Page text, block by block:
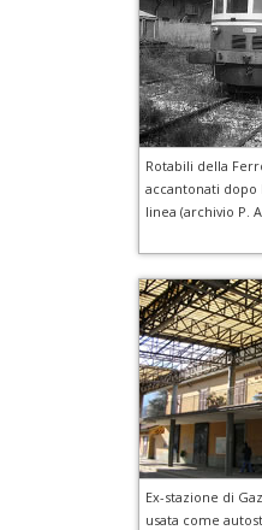
Rotabili della
accantonati dopo
linea (archivio P.
Ex-stazione di
usata come